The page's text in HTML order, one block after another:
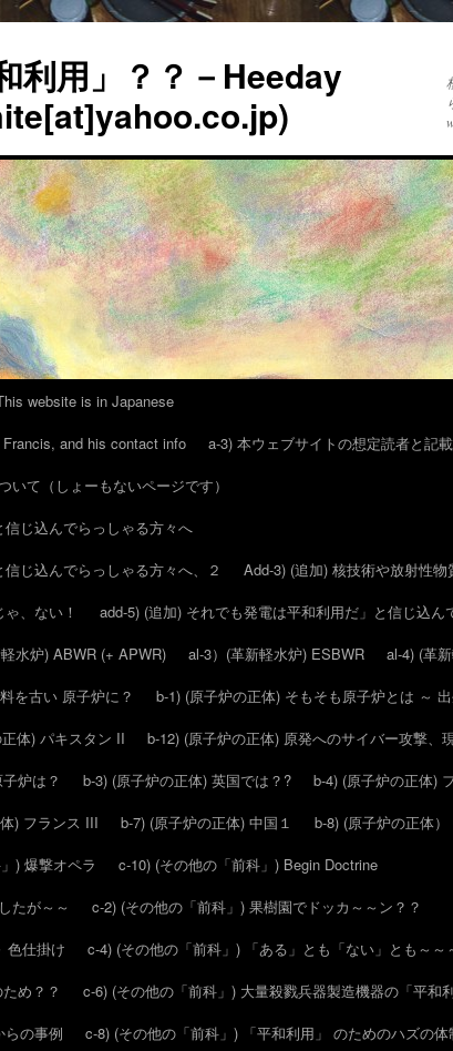
利用」？？－Heeday
website is in Japanese
and his contact info
a-3) 本ウェブサイトの想定読者と記
いて（しょーもないページです）
じ込んでらっしゃる方々へ
じ込んでらっしゃる方々へ、２
Add-3) (追加) 核技術や放射性
、ない！
add-5) (追加) それでも発電は平和利用だ」と信じ込ん
水炉) ABWR (+ APWR) al-3）(革新軽水炉) ESBWR
al-4) (革
を古い 原子炉に？
b-1) (原子炉の正体) そもそも原子炉とは ～
体) パキスタン II
b-12) (原子炉の正体) 原発へのサイバー攻撃、
炉は？
b-3) (原子炉の正体) 英国では？?
b-4) (原子炉の正体)
) フランス III b-7) (原子炉の正体) 中国１
b-8) (原子炉の正体
) 爆撃オペラ
c-10) (その他の「前科」) Begin Doctrine
たが～～
c-2) (その他の「前科」) 果樹園でドッカ～～ン？？
色仕掛け
c-4) (その他の「前科」) 「ある」とも「ない」とも～～
め？？
c-6) (その他の「前科」) 大量殺戮兵器製造機器の「平和
らの事例
c-8) (その他の「前科」) 「平和利用」 のためのハズの体